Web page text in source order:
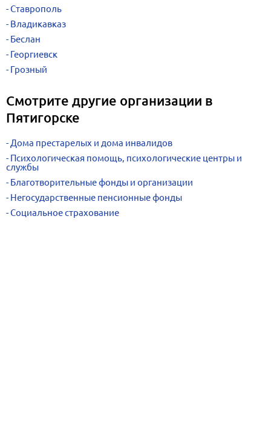
Ставрополь
Владикавказ
Беслан
Георгиевск
Грозный
Смотрите другие организации в
Пятигорске
Дома престарелых и дома инвалидов
Психологическая помощь, психологические центры и
службы
Благотворительные фонды и организации
Негосударственные пенсионные фонды
Социальное страхование